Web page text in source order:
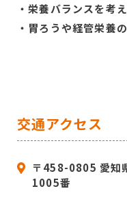
・栄養バランスを考
・胃ろうや経管栄養
交通アクセス
〒458-0805 愛知
1005番